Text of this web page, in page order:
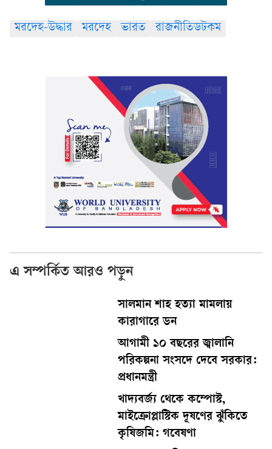
মরদেহ-উদ্ধার মরদেহ ভারত রাজনীতিডটকম
এ সম্পর্কিত আরও পড়ুন
সালমান শাহ হত্যা মামলায়
কারাগারে ডন
আগামী ১০ বছরের জ্বালানি
পরিকল্পনা সংসদে দেবে সরকার:
প্রধানমন্ত্রী
খাদ্যবর্জ্য থেকে কম্পোস্ট,
মাইক্রোপ্লাস্টিক দূষণের ঝুঁকিতে
কৃষিজমি: গবেষণা